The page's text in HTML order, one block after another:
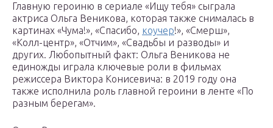
Главную героиню в сериале «Ищу тебя» сыграла
актриса Ольга Веникова, которая также снималась в
картинах «Чума!», «Спасибо, коучер!», «Смерш»,
«Колл-центр», «Отчим», «Свадьбы и разводы» и
других. Любопытный факт: Ольга Веникова не
единожды играла ключевые роли в фильмах
режиссера Виктора Конисевича: в 2019 году она
также исполнила роль главной героини в ленте «По
разным берегам».